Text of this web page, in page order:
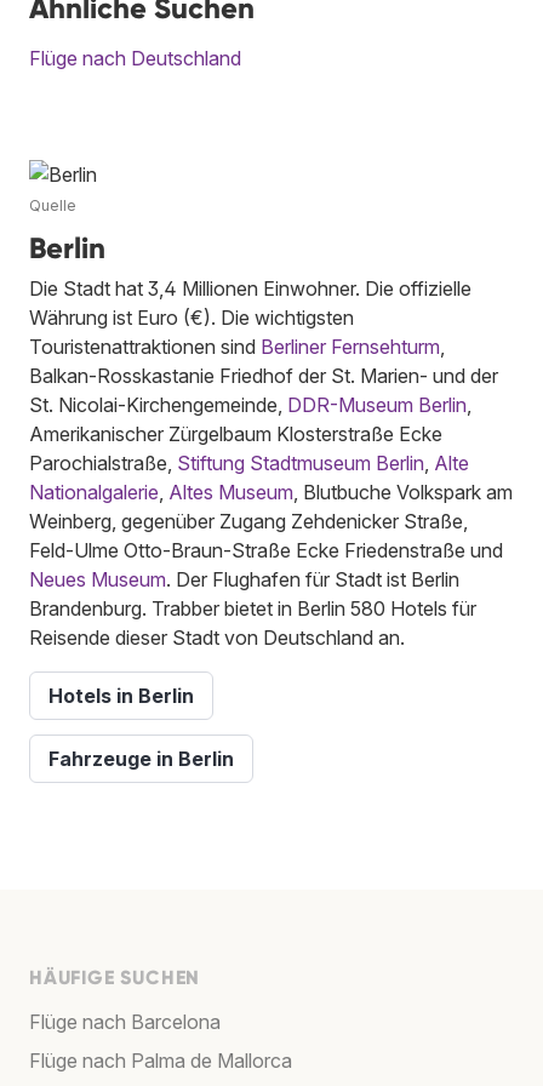
Ähnliche Suchen
Flüge nach Deutschland
Quelle
Berlin
Die Stadt hat 3,4 Millionen Einwohner. Die offizielle
Währung ist Euro (€). Die wichtigsten
Touristenattraktionen sind Berliner Fernsehturm
Balkan-Rosskastanie Friedhof der St. Marien- und der
St. Nicolai-Kirchengemeinde, DDR-Museum Berlin
Amerikanischer Zürgelbaum Klosterstraße Ecke
Parochialstraße, Stiftung Stadtmuseum Berlin Alte
Nationalgalerie Altes Museum , Blutbuche Volkspark am
Weinberg, gegenüber Zugang Zehdenicker Straße,
Feld-Ulme Otto-Braun-Straße Ecke Friedenstraße und
Neues Museum. Der Flughafen für Stadt ist Berlin
Brandenburg. Trabber bietet in Berlin 580 Hotels für
Reisende dieser Stadt von Deutschland an.
Hotels in Berlin
Fahrzeuge in Berlin
HÄUFIGE SUCHEN
Flüge nach Barcelona
Flüge nach Palma de Mallorca